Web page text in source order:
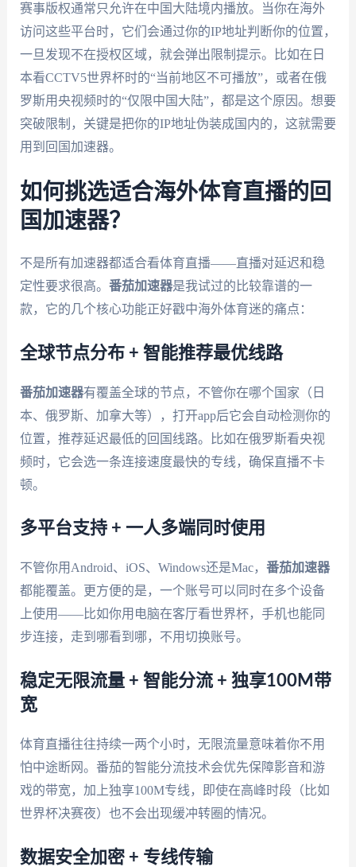
赛事版权通常只允许在中国大陆境内播放。当你在海外
访问这些平台时，它们会通过你的IP地址判断你的位置，
一旦发现不在授权区域，就会弹出限制提示。比如在日
本看CCTV5世界杯时的“当前地区不可播放”，或者在俄
罗斯用央视频时的“仅限中国大陆”，都是这个原因。想要
突破限制，关键是把你的IP地址伪装成国内的，这就需要
用到回国加速器。
如何挑选适合海外体育直播的回
国加速器？
不是所有加速器都适合看体育直播——直播对延迟和稳
定性要求很高。 番茄加速器是我试过的比较靠谱的一
款，它的几个核心功能正好戳中海外体育迷的痛点：
全球节点分布 + 智能推荐最优线路
番茄加速器有覆盖全球的节点，不管你在哪个国家（日
本、俄罗斯、加拿大等），打开app后它会自动检测你的
位置，推荐延迟最低的回国线路。比如在俄罗斯看央视
频时，它会选一条连接速度最快的专线，确保直播不卡
顿。
多平台支持 + 一人多端同时使用
不管你用Android、iOS、Windows还是Mac， 番茄加速器
都能覆盖。更方便的是，一个账号可以同时在多个设备
上使用——比如你用电脑在客厅看世界杯，手机也能同
步连接，走到哪看到哪，不用切换账号。
稳定无限流量 + 智能分流 + 独享100M带
宽
体育直播往往持续一两个小时，无限流量意味着你不用
怕中途断网。番茄的智能分流技术会优先保障影音和游
戏的带宽，加上独享100M专线，即使在高峰时段（比如
世界杯决赛夜）也不会出现缓冲转圈的情况。
数据安全加密 + 专线传输